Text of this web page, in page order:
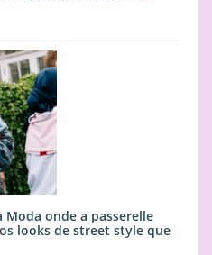
Moda onde a passerelle
looks de street style que